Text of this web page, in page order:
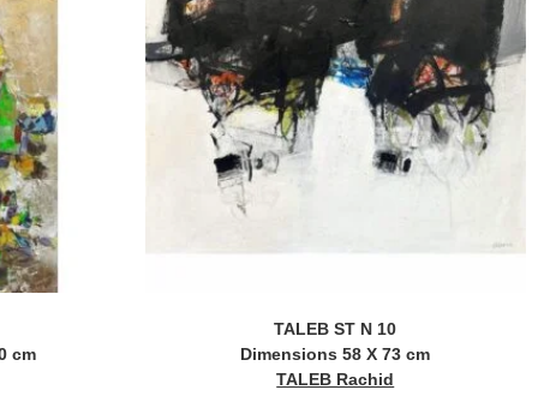
cm
TALEB ST N 10
Dimensions 58 X 73 cm
TALEB Rachid